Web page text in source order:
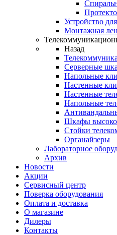
Устройство
Монтажная
Назад
Серверные
Напольные
Настенные
Настенные
Напольные
Шкафы
Стойки
Органайзеры
Лабораторное
Архив
Новости
Акции
Сервисный центр
Поверка оборудования
Оплата и доставка
О магазине
Дилеры
Контакты